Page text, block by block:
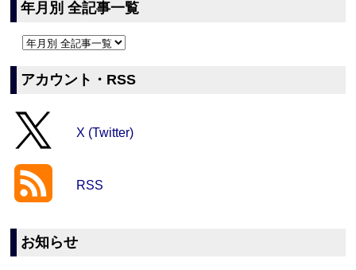
年月別 全記事一覧
アカウント・RSS
X (Twitter)
RSS
お知らせ